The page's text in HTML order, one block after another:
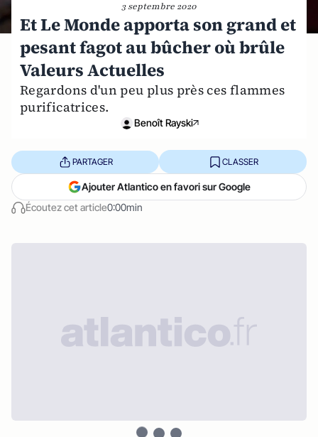
3 septembre 2020
Et Le Monde apporta son grand et
pesant fagot au bûcher où brûle
Valeurs Actuelles
Regardons d'un peu plus près ces flammes
purificatrices.
Benoît Rayski
Écoutez cet article0:00min
PARTAGER CLASSER
Ajouter Atlantico en favori sur Google